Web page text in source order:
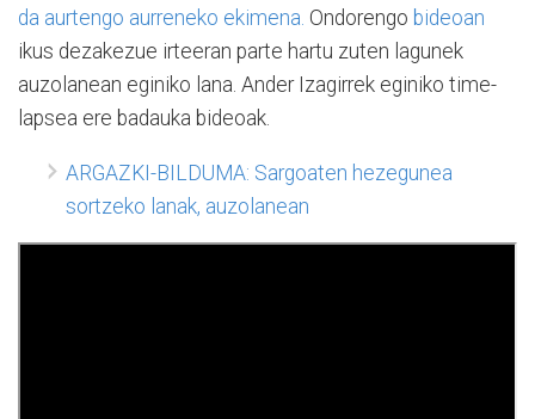
da aurtengo aurreneko ekimena. Ondorengo bideoan
ikus dezakezue irteeran parte hartu zuten lagunek
auzolanean eginiko lana. Ander Izagirrek eginiko time-
lapsea ere badauka bideoak.
ARGAZKI-BILDUMA: Sargoaten hezegunea
sortzeko lanak, auzolanean